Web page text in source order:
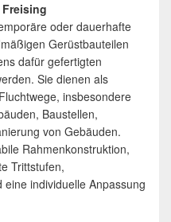
oder dauerhafte
Gerüstbauteilen
dafür gefertigten
Sie dienen als
insbesondere
Baustellen,
von Gebäuden.
Rahmenkonstruktion,
Trittstufen,
individuelle Anpassung